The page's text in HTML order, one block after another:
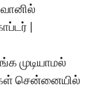
வானில்
|
முடியாமல்
சென்னையில்